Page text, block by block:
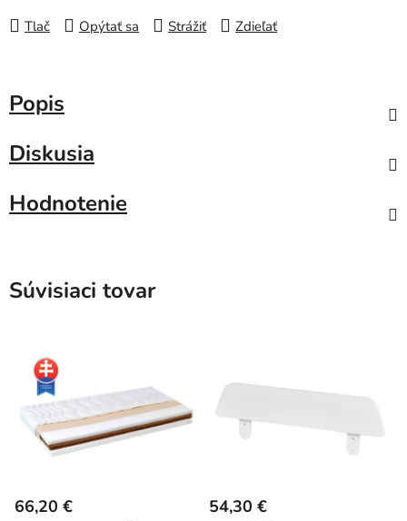
Tlač Opýtať sa Strážiť Zdieľať
Popis
Diskusia
Hodnotenie
Súvisiaci tovar
66,20 € 54,30 €